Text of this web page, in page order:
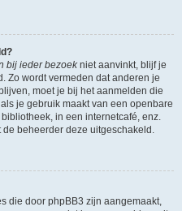
bij ieder bezoekniet aanvinkt, blijf je
Zo wordt vermeden dat anderen je
moet je bij het aanmelden die
je gebruik maakt van een openbare
in een internetcafé, enz.
beheerder deze uitgeschakeld.
die door phpBB3 zijn aangemaakt,